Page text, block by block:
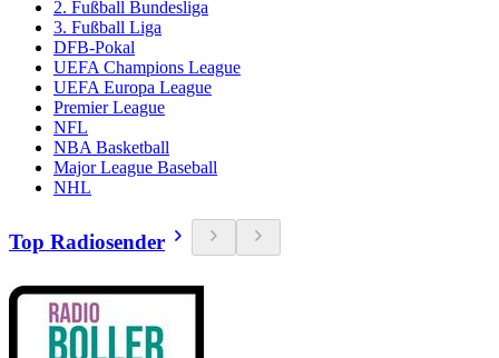
2. Fußball Bundesliga
3. Fußball Liga
DFB-Pokal
UEFA Champions League
UEFA Europa League
Premier League
NFL
NBA Basketball
Major League Baseball
NHL
Top Radiosender